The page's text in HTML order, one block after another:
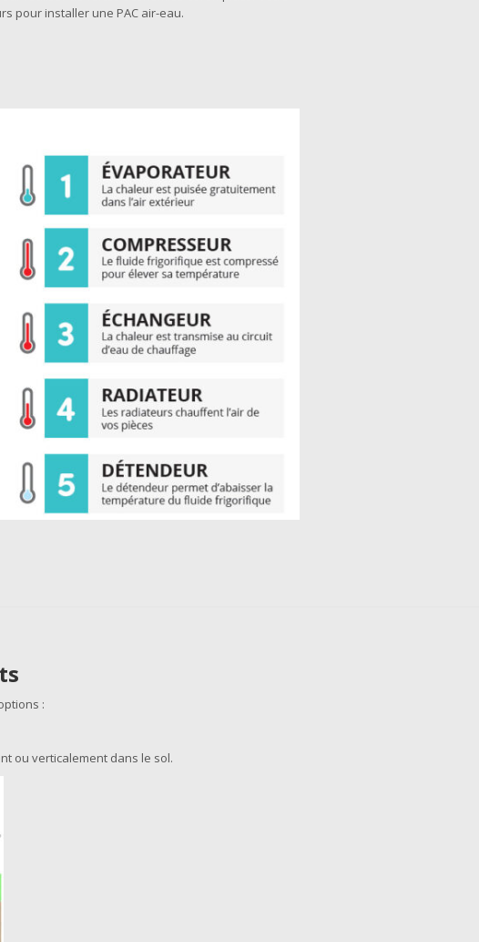
pour installer une PAC air-eau.
:
ou verticalement dans le sol.